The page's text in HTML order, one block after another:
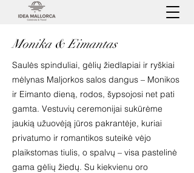
Monika & Eimantas
Saulės spinduliai, gėlių žiedlapiai ir ryškiai
mėlynas Maljorkos salos dangus – Monikos
ir Eimanto dieną, rodos, šypsojosi net pati
gamta. Vestuvių ceremonijai sukūrėme
jaukią užuovėją jūros pakrantėje, kuriai
privatumo ir romantikos suteikė vėjo
plaikstomas tiulis, o spalvų – visa pastelinė
gama gėlių žiedų. Su kiekvienu oro